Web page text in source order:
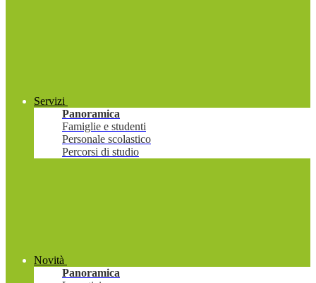
Servizi
Panoramica
Famiglie e studenti
Personale scolastico
Percorsi di studio
Novità
Panoramica